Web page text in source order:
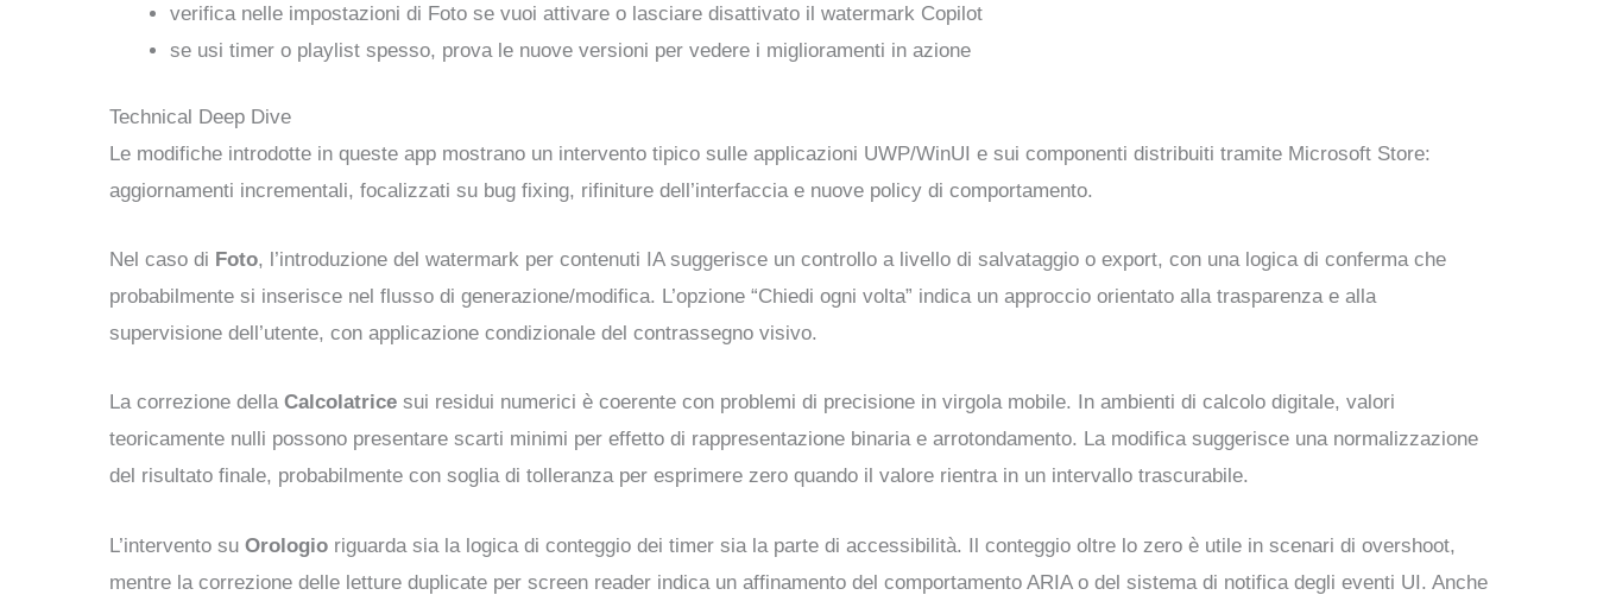
verifica nelle impostazioni di Foto se vuoi attivare o lasciare disattivato il watermark Copilot
se usi timer o playlist spesso, prova le nuove versioni per vedere i miglioramenti in azione
Technical Deep Dive
Le modifiche introdotte in queste app mostrano un intervento tipico sulle applicazioni UWP/WinUI e sui componenti distribuiti tramite Microsoft Store:
aggiornamenti incrementali, focalizzati su bug fixing, rifiniture dell’interfaccia e nuove policy di comportamento.
Nel caso di Foto, l’introduzione del watermark per contenuti IA suggerisce un controllo a livello di salvataggio o export, con una logica di conferma che
probabilmente si inserisce nel flusso di generazione/modifica. L’opzione “Chiedi ogni volta” indica un approccio orientato alla trasparenza e alla
supervisione dell’utente, con applicazione condizionale del contrassegno visivo.
La correzione della Calcolatrice sui residui numerici è coerente con problemi di precisione in virgola mobile. In ambienti di calcolo digitale, valori
teoricamente nulli possono presentare scarti minimi per effetto di rappresentazione binaria e arrotondamento. La modifica suggerisce una normalizzazione
del risultato finale, probabilmente con soglia di tolleranza per esprimere zero quando il valore rientra in un intervallo trascurabile.
L’intervento su Orologio riguarda sia la logica di conteggio dei timer sia la parte di accessibilità. Il conteggio oltre lo zero è utile in scenari di overshoot,
mentre la correzione delle letture duplicate per screen reader indica un affinamento del comportamento ARIA o del sistema di notifica degli eventi UI. Anche